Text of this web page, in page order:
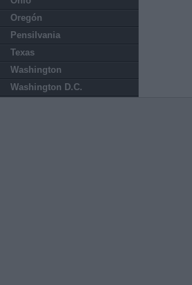
Oregón
Pensilvania
Texas
Washington
Washington D.C.